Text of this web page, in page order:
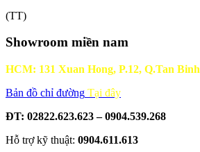
(TT)
Showroom miền nam
HCM: 131 Xuan Hong, P.12, Q.Tan Binh
Bản đồ chỉ đường Tại đây
ĐT: 02822.623.623 – 0904.539.268
Hỗ trợ kỹ thuật: 0904.611.613